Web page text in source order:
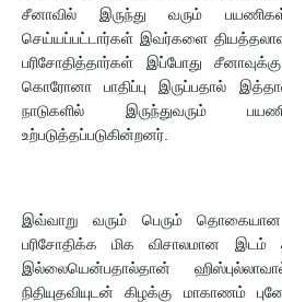
சீனாவில் இருந்து வரும்
செய்யப்பட்டார்கள் இவர்களை
பரிசோதித்தார்கள் இப்போது
கொரோனா பாதிப்பு இருப்பதால்
நாடுகளில் இருந்துவரும்
உற்படுத்தப்படுகின்றனர்.
இவ்வாறு வரும் பெரும்
பரிசோதிக்க மிக விசாலமான
இல்லையென்பதால்தான்
நிதியுதவியுடன் கிழக்கு மாகாணம்